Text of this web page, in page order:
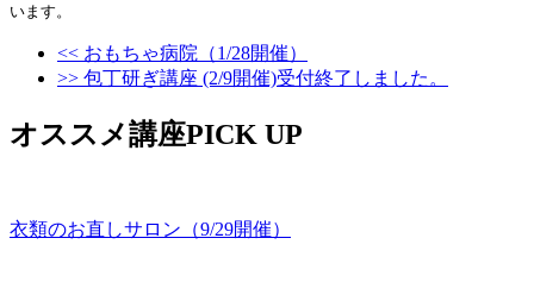
<< おもちゃ病院（1/28開催）
>> 包丁研ぎ講座 (2/9開催)受付終了しました。
オススメ講座PICK UP
衣類のお直しサロン（9/29開催）